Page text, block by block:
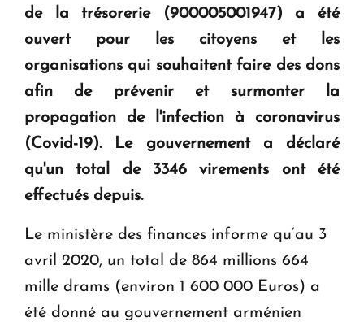
Le premier hôtel Hyatt Regency d'Arménie
ouvrira ses portes à Dilijan
de la trésorerie (900005001947) a été
ouvert pour les citoyens et les
organisations qui souhaitent faire des dons
afin de prévenir et surmonter la
propagation de l'infection à coronavirus
(Covid-19). Le gouvernement a déclaré
qu'un total de 3346 virements ont été
effectués depuis.
Le ministère des finances informe qu’au 3
avril 2020, un total de 864 millions 664
mille drams (environ 1 600 000 Euros) a
été donné au gouvernement arménien